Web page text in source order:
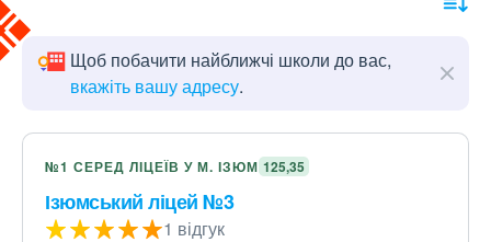
Щоб побачити найближчі школи до вас,
вкажіть вашу адресу.
№1 СЕРЕД ЛІЦЕЇВ У М. ІЗЮМ 125,35
Ізюмський ліцей №3
1 відгук